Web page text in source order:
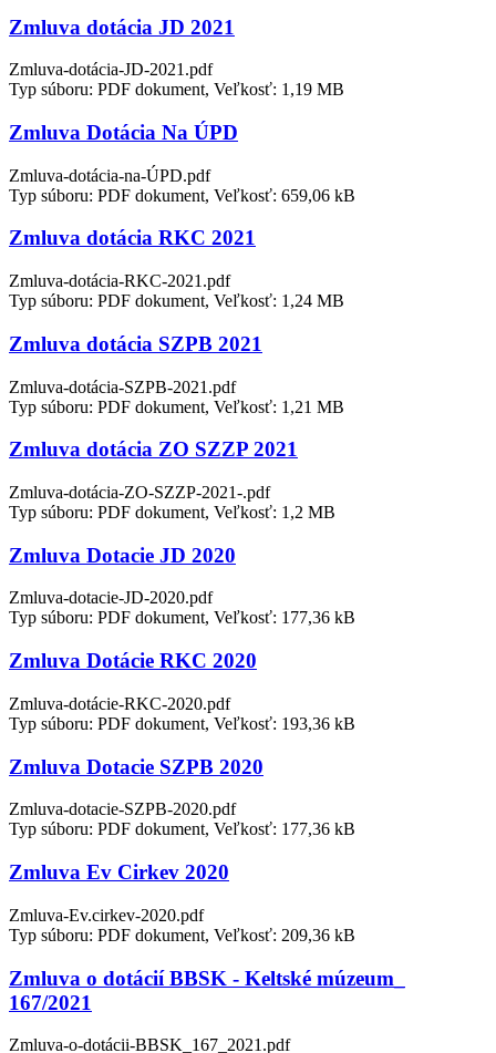
Zmluva dotácia JD 2021
Zmluva-dotácia-JD-2021.pdf
Typ súboru: PDF dokument, Veľkosť: 1,19 MB
Zmluva Dotácia Na ÚPD
Zmluva-dotácia-na-ÚPD.pdf
Typ súboru: PDF dokument, Veľkosť: 659,06 kB
Zmluva dotácia RKC 2021
Zmluva-dotácia-RKC-2021.pdf
Typ súboru: PDF dokument, Veľkosť: 1,24 MB
Zmluva dotácia SZPB 2021
Zmluva-dotácia-SZPB-2021.pdf
Typ súboru: PDF dokument, Veľkosť: 1,21 MB
Zmluva dotácia ZO SZZP 2021
Zmluva-dotácia-ZO-SZZP-2021-.pdf
Typ súboru: PDF dokument, Veľkosť: 1,2 MB
Zmluva Dotacie JD 2020
Zmluva-dotacie-JD-2020.pdf
Typ súboru: PDF dokument, Veľkosť: 177,36 kB
Zmluva Dotácie RKC 2020
Zmluva-dotácie-RKC-2020.pdf
Typ súboru: PDF dokument, Veľkosť: 193,36 kB
Zmluva Dotacie SZPB 2020
Zmluva-dotacie-SZPB-2020.pdf
Typ súboru: PDF dokument, Veľkosť: 177,36 kB
Zmluva Ev Cirkev 2020
Zmluva-Ev.cirkev-2020.pdf
Typ súboru: PDF dokument, Veľkosť: 209,36 kB
Zmluva o dotácií BBSK - Keltské múzeum_
167/2021
Zmluva-o-dotácii-BBSK_167_2021.pdf